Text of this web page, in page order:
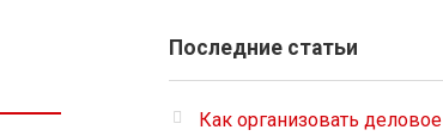
Последние статьи
Как организовать деловое